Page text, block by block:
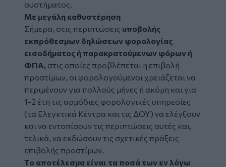
συστήματος.
Με μεγάλη καθυστέρηση
Σήμερα, στις περιπτώσεις υποβολής
εκπρόθεσμων δηλώσεων φορολογίας
εισοδήματος ή παρακρατούμενων φόρων ή
ΦΠΑ, στις οποίες προβλέπεται η επιβολή
προστίμων, οι φορολογούμενοι χρειάζεται να
περιμένουν για πολλούς μήνες ή ακόμη και για
1-2 έτη τις αρμόδιες φορολογικές υπηρεσίες
(τα Ελεγκτικά Κέντρα και τις ΔΟΥ) να ελέγξουν
και να εντοπίσουν τις περιπτώσεις αυτές και,
τελικά, να εκδώσουν τις σχετικές πράξεις
επιβολής προστίμων.
Το αποτέλεσμα είναι τα ποσά των εν λόγω